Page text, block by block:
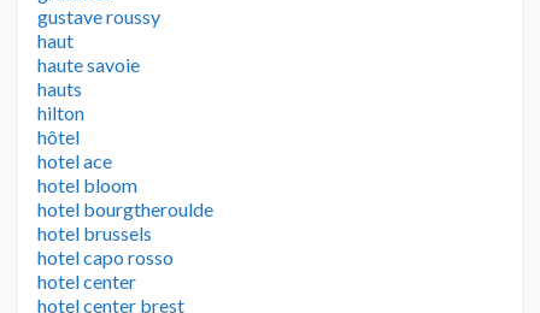
gustave roussy
haut
haute savoie
hauts
hilton
hôtel
hotel ace
hotel bloom
hotel bourgtheroulde
hotel brussels
hotel capo rosso
hotel center
hotel center brest